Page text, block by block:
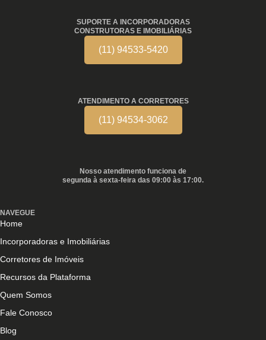
SUPORTE A INCORPORADORAS
CONSTRUTORAS E IMOBILIÁRIAS
(11) 94533-5420
ATENDIMENTO A CORRETORES
(11) 94534-3062
Nosso atendimento funciona de
segunda à sexta-feira das 09:00 às 17:00.
NAVEGUE
Home
Incorporadoras e Imobiliárias
Corretores de Imóveis
Recursos da Plataforma
Quem Somos
Fale Conosco
Blog